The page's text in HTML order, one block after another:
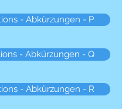
- Abkürzungen - P
- Abkürzungen - Q
- Abkürzungen - R